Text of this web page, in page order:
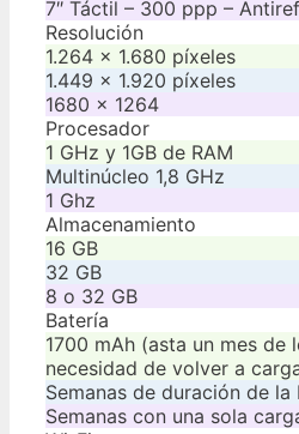
7″ Táctil – 300 ppp –
Resolución
1.264 x 1.680 píxeles
1.449 x 1.920 píxeles
1680 x 1264
Procesador
1 GHz y 1GB de RAM
Multinúcleo 1,8 GHz
1 Ghz
Almacenamiento
16 GB
32 GB
8 o 32 GB
Batería
1700 mAh (asta un mes de
necesidad de volver a
Semanas de duración de la
Semanas con una sola